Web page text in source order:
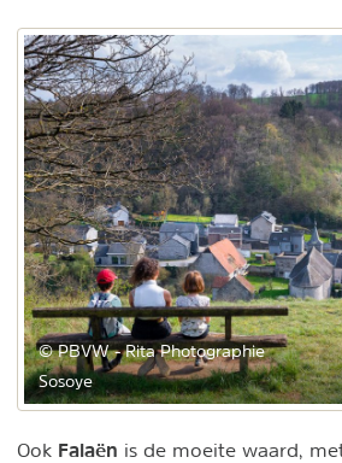
© PBVW - Rita Photographie
Sosoye
Ook Falaën is de moeite waard,